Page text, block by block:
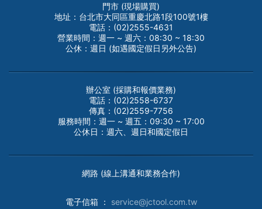
門市 (現場購買)
地址：台北市大同區重慶北路1段100號1樓
電話：(02)2555-4631
營業時間：週一 ~ 週六：08:30 ~ 18:30
公休：週日 (如遇國定假日另外公告)
辦公室 (採購和報價業務)
電話：(02)2558-6737
傳真：(02)2559-7756
服務時間：週一 ~ 週五：09:30 ~ 17:00
公休日：週六、週日和國定假日
網路 (線上溝通和業務合作)
電子信箱 ： service@jctool.com.tw